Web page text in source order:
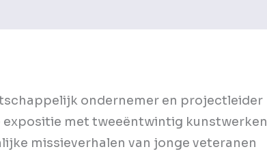
ondernemer en projectleider
expositie met tweeëntwintig kunstwerken
missieverhalen van jonge veteranen